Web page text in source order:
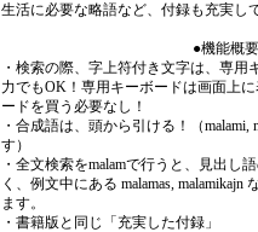
生活に必要な略語など、付録も充実し
●機能概
・検索の際、字上符付き文字は、専
力でもOK！専用キーボードは画面上
ードを買う必要なし！
・合成語は、頭から引ける！（
す）
・全文検索をmalamで行うと、見出し
く、例文中にある malamas,
ます。
・書籍版と同じ「充実した付録」